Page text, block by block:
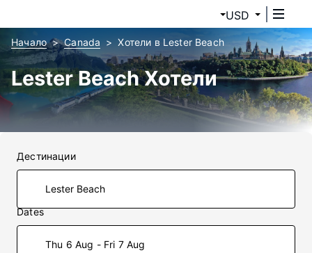
USD
Начало Canada Хотели в Lester Beach
Lester Beach Хотели
Дестинации
Dates
Thu 6 Aug - Fri 7 Aug